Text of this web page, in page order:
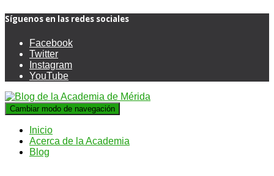
Síguenos en las redes sociales
Facebook
Twitter
Instagram
YouTube
Cambiar modo de navegación
Inicio
Acerca de la Academia
Blog